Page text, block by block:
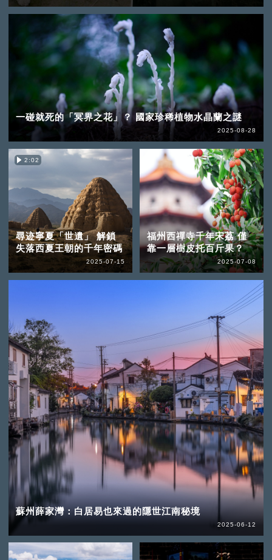
一碰就死的「冥界之花」？ 國家珍稀植物水晶蘭之謎
2025-08-28
2:02
尋迹寧夏「世遺」 解鎖
失落西夏王朝的千年密碼
2025-07-15
福州西禪寺千年宋荔 僅
靠一層樹皮托百斤果？
2025-07-08
蘇州薛家灣：白居易也來過的隱世江南秘境
2025-06-12